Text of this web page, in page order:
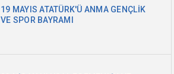
19 MAYIS ATATÜRK'Ü ANMA GENÇLİK
VE SPOR BAYRAMI